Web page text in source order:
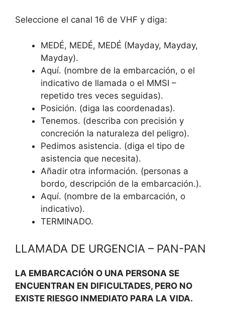
Seleccione el canal 16 de VHF y diga:
MEDÉ, MEDÉ, MEDÉ (Mayday, Mayday,
Mayday).
Aquí. (nombre de la embarcación, o el
indicativo de llamada o el MMSI –
repetido tres veces seguidas).
Posición. (diga las coordenadas).
Tenemos. (describa con precisión y
concreción la naturaleza del peligro).
Pedimos asistencia. (diga el tipo de
asistencia que necesita).
Añadir otra información. (personas a
bordo, descripción de la embarcación.).
Aquí. (nombre de la embarcación, o
indicativo).
TERMINADO.
LLAMADA DE URGENCIA – PAN-PAN
LA EMBARCACIÓN O UNA PERSONA SE
ENCUENTRAN EN DIFICULTADES, PERO NO
EXISTE RIESGO INMEDIATO PARA LA VIDA.